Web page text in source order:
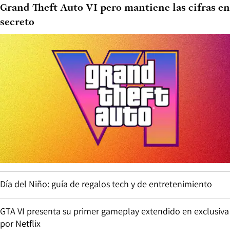
Grand Theft Auto VI pero mantiene las cifras en
secreto
Día del Niño: guía de regalos tech y de entretenimiento
GTA VI presenta su primer gameplay extendido en exclusiva
por Netflix